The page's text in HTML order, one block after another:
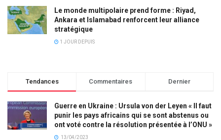
Le monde multipolaire prend forme : Riyad,
Ankara et Islamabad renforcent leur alliance
stratégique
1 JOUR DEPUIS
Tendances Commentaires Dernier
Guerre en Ukraine : Ursula von der Leyen « Il faut
punir les pays africains qui se sont abstenus ou
ont voté contre la résolution présentée à l’ONU »
13/04/2023